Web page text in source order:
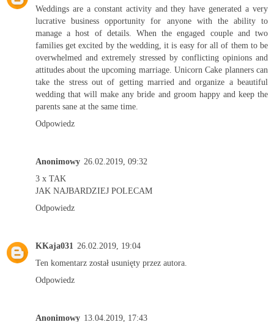
Weddings are a constant activity and they have generated a very
lucrative business opportunity for anyone with the ability to
manage a host of details. When the engaged couple and two
families get excited by the wedding, it is easy for all of them to be
overwhelmed and extremely stressed by conflicting opinions and
attitudes about the upcoming marriage. Unicorn Cake planners can
take the stress out of getting married and organize a beautiful
wedding that will make any bride and groom happy and keep the
parents sane at the same time.
Odpowiedz
Anonimowy 26.02.2019, 09:32
3 x TAK
JAK NAJBARDZIEJ POLECAM
Odpowiedz
KKaja031 26.02.2019, 19:04
Ten komentarz został usunięty przez autora.
Odpowiedz
Anonimowy 13.04.2019, 17:43